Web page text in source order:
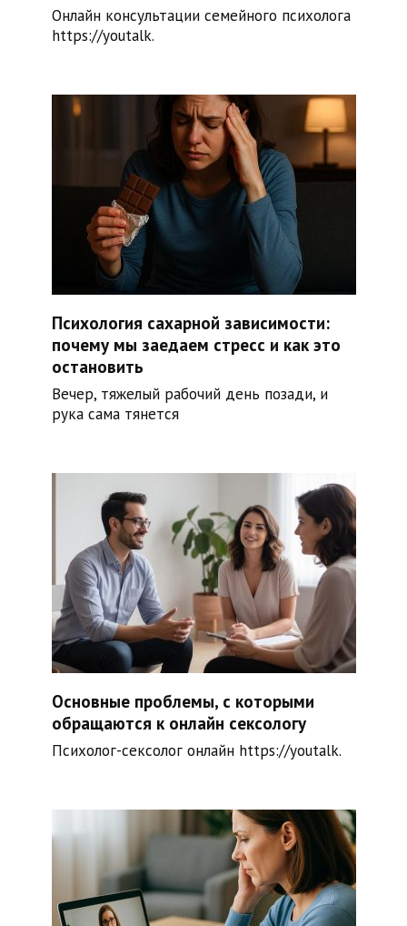
Онлайн консультации семейного психолога
https://youtalk.
Психология сахарной зависимости:
почему мы заедаем стресс и как это
остановить
Вечер, тяжелый рабочий день позади, и
рука сама тянется
Основные проблемы, с которыми
обращаются к онлайн сексологу
Психолог-сексолог онлайн https://youtalk.